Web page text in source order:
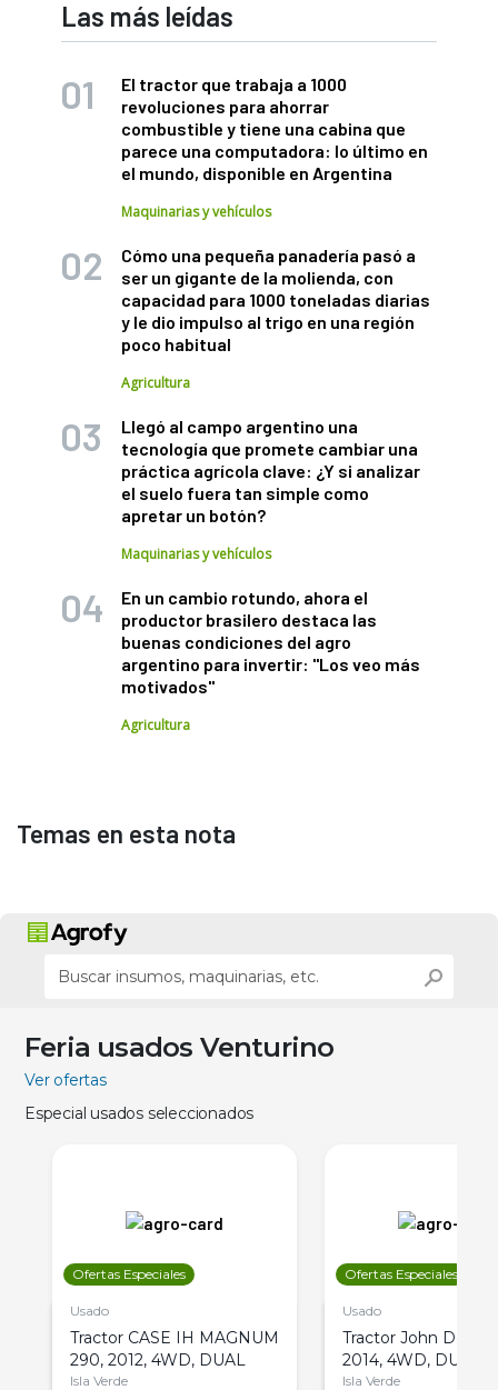
Las más leídas
El tractor que trabaja a 1000
revoluciones para ahorrar
combustible y tiene una cabina que
parece una computadora: lo último en
el mundo, disponible en Argentina
Maquinarias y vehículos
Cómo una pequeña panadería pasó a
ser un gigante de la molienda, con
capacidad para 1000 toneladas diarias
y le dio impulso al trigo en una región
poco habitual
Agricultura
Llegó al campo argentino una
tecnología que promete cambiar una
práctica agrícola clave: ¿Y si analizar
el suelo fuera tan simple como
apretar un botón?
Maquinarias y vehículos
En un cambio rotundo, ahora el
productor brasilero destaca las
buenas condiciones del agro
argentino para invertir: "Los veo más
motivados"
Agricultura
Temas en esta nota
Feria usados Venturino
Ver ofertas
Especial usados seleccionados
Ofertas Especiales
Usado
Tractor CASE IH MAGNUM
290, 2012, 4WD, DUAL
Isla Verde
Ofertas Especiales
Usado
Tractor John Deere
2014, 4WD, DUAL
Isla Verde